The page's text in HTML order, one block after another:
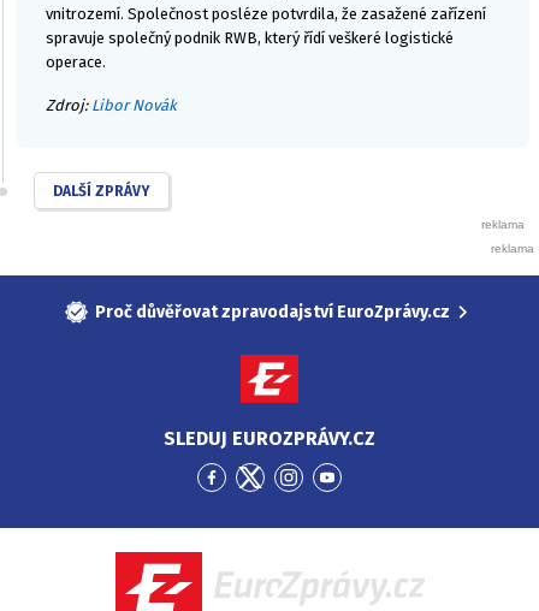
vnitrozemí. Společnost posléze potvrdila, že zasažené zařízení
spravuje společný podnik RWB, který řídí veškeré logistické
operace.
Zdroj: Libor Novák
DALŠÍ ZPRÁVY
Proč důvěřovat zpravodajství EuroZprávy.cz
SLEDUJ EUROZPRÁVY.CZ
Přejít
Facebook
Přejít
Twitter
Přejít
Instagram
Přejít
YouTube
EuroZprávy.cz